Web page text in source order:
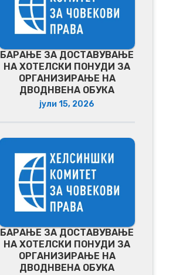
БАРАЊЕ ЗА ДОСТАВУВАЊЕ
НA ХОТЕЛСКИ ПОНУДИ ЗА
ОРГАНИЗИРАЊЕ НА
ДВОДНВЕНА ОБУКА
јули 15, 2026
БАРАЊЕ ЗА ДОСТАВУВАЊЕ
НA ХОТЕЛСКИ ПОНУДИ ЗА
ОРГАНИЗИРАЊЕ НА
ДВОДНВЕНА ОБУКА